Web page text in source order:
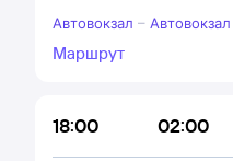
Автовокзал –
Маршрут
18:00 02:00